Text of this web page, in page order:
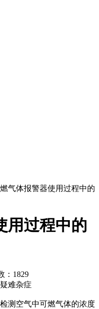
气体报警器使用过程中的
用过程中的
：1829
难杂症
测空气中可燃气体的浓度